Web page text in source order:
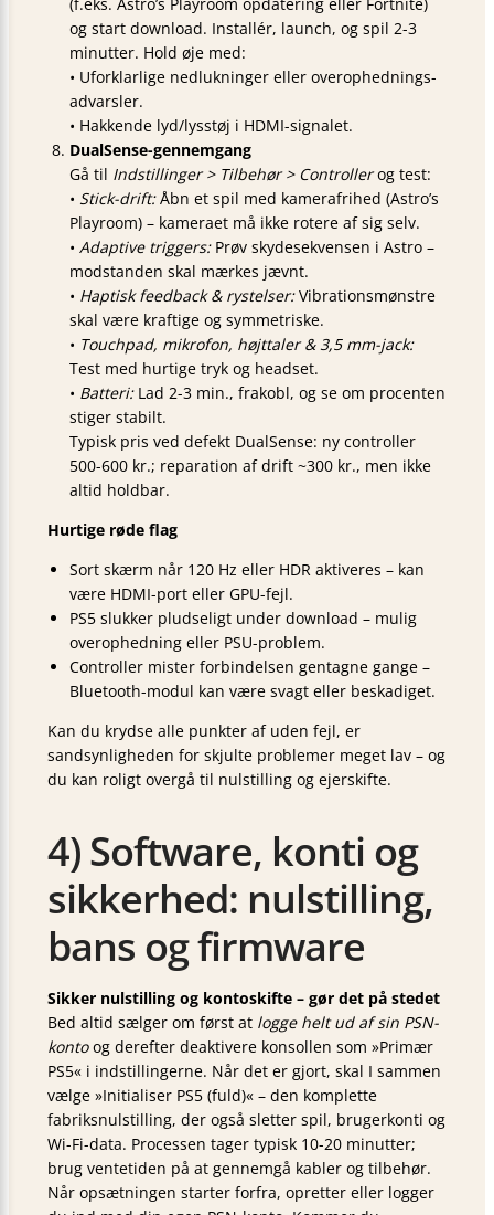
(f.eks. Astro’s Playroom opdatering eller Fortnite)
og start download. Installér, launch, og spil 2-3
minutter. Hold øje med:
• Uforklarlige nedlukninger eller overophednings-
advarsler.
• Hakkende lyd/lysstøj i HDMI-signalet.
DualSense-gennemgang
Gå til Indstillinger > Tilbehør > Controllerog test:
• Stick-drift:Åbn et spil med kamerafrihed (Astro’s
Playroom) – kameraet må ikke rotere af sig selv.
• Adaptive triggers:Prøv skydesekvensen i Astro –
modstanden skal mærkes jævnt.
• Haptisk feedback & rystelser:Vibrationsmønstre
skal være kraftige og symmetriske.
• Touchpad, mikrofon, højttaler & 3,5 mm-jack:
Test med hurtige tryk og headset.
• Batteri:Lad 2-3 min., frakobl, og se om procenten
stiger stabilt.
Typisk pris ved defekt DualSense: ny controller
500-600 kr.; reparation af drift ~300 kr., men ikke
altid holdbar.
Hurtige røde flag
Sort skærm når 120 Hz eller HDR aktiveres – kan
være HDMI-port eller GPU-fejl.
PS5 slukker pludseligt under download – mulig
overophedning eller PSU-problem.
Controller mister forbindelsen gentagne gange –
Bluetooth-modul kan være svagt eller beskadiget.
Kan du krydse alle punkter af uden fejl, er
sandsynligheden for skjulte problemer meget lav – og
du kan roligt overgå til nulstilling og ejerskifte.
4) Software, konti og
sikkerhed: nulstilling,
bans og firmware
Sikker nulstilling og kontoskifte – gør det på stedet
Bed altid sælger om først at logge helt ud af sin PSN-
kontoog derefter deaktivere konsollen som »Primær
PS5« i indstillingerne. Når det er gjort, skal I sammen
vælge »Initialiser PS5 (fuld)« – den komplette
fabriksnulstilling, der også sletter spil, brugerkonti og
Wi-Fi-data. Processen tager typisk 10-20 minutter;
brug ventetiden på at gennemgå kabler og tilbehør.
Når opsætningen starter forfra, opretter eller logger